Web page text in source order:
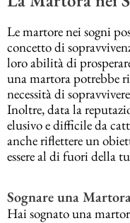
Le martore nei sogni
concetto di
loro abilità di
una martora potrebbe
necessità di
Inoltre, data la
elusivo e difficile da
anche riflettere un
essere al di fuori della
Sognare una
Hai sognato una